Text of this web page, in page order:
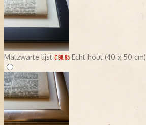
Matzwarte lijst € 98,95 Echt hout (40 x 50 cm)